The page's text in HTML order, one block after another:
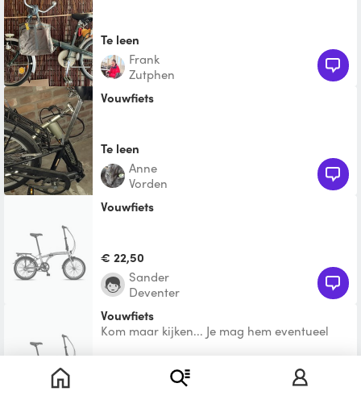
Te leen
Frank
Zutphen
Vouwfiets
Te leen
Anne
Vorden
vouwfiets
€ 22,50
Sander
Deventer
Vouwfiets
Kom maar kijken... Je mag hem eventueel